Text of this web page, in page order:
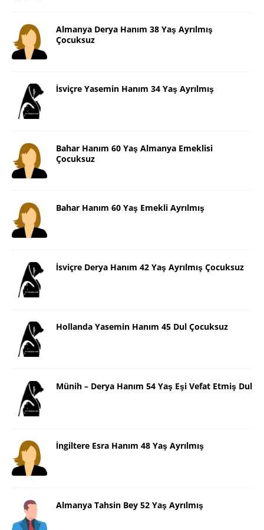
Almanya Derya Hanım 38 Yaş Ayrılmış
Çocuksuz
İsviçre Yasemin Hanım 34 Yaş Ayrılmış
Bahar Hanım 60 Yaş Almanya Emeklisi
Çocuksuz
Bahar Hanım 60 Yaş Emekli Ayrılmış
İsviçre Derya Hanım 42 Yaş Ayrılmış Çocuksuz
Hollanda Yasemin Hanım 45 Dul Çocuksuz
Münih – Derya Hanım 54 Yaş Eşi Vefat Etmiş Dul
İngiltere Esra Hanım 48 Yaş Ayrılmış
Almanya Tahsin Bey 52 Yaş Ayrılmış